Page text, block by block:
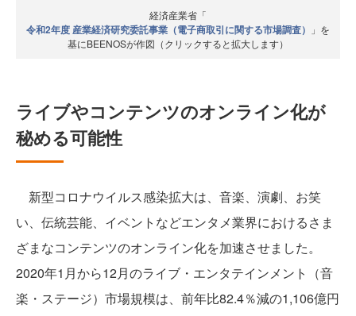
経済産業省「
令和2年度 産業経済研究委託事業（電子商取引に関する市場調査）
」を
基にBEENOSが作図（クリックすると拡大します）
ライブやコンテンツのオンライン化が
秘める可能性
新型コロナウイルス感染拡大は、音楽、演劇、お笑
い、伝統芸能、イベントなどエンタメ業界におけるさま
ざまなコンテンツのオンライン化を加速させました。
2020年1月から12月のライブ・エンタテインメント（音
楽・ステージ）市場規模は、前年比82.4％減の1,106億円